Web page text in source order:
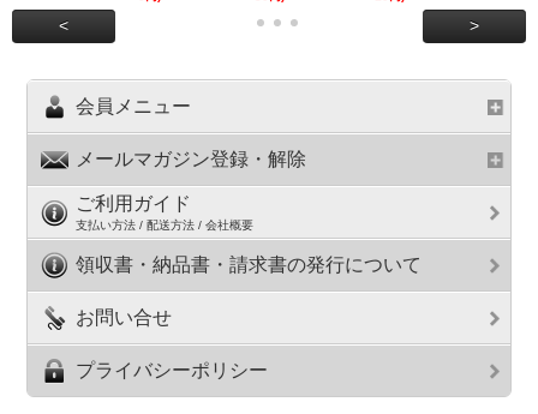
< >
会員メニュー
メールマガジン登録・解除
ご利用ガイド
支払い方法 / 配送方法 / 会社概要
領収書・納品書・請求書の発行について
お問い合せ
プライバシーポリシー